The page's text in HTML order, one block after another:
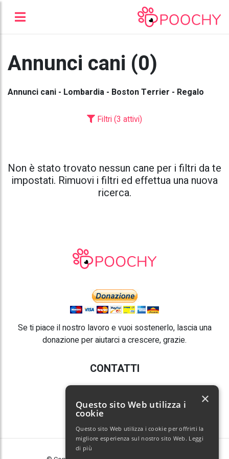
Annunci cani (0)
Annunci cani - Lombardia - Boston Terrier - Regalo
Filtri (3 attivi)
Non è stato trovato nessun cane per i filtri da te
impostati. Rimuovi i filtri ed effettua una nuova
ricerca.
Se ti piace il nostro lavoro e vuoi sostenerlo, lascia una
donazione per aiutarci a crescere, grazie.
CONTATTI
E-mail:info@poochy.it
Questo sito Web utilizza i
cookie
Questo sito Web utilizza i cookie per offrirti la
migliore esperienza sul nostro sito Web. Leggi
di più
×